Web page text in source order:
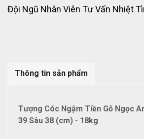
Đội Ngũ Nhân Viên Tư Vấn Nhiệt
Thông tin sản phẩm
Tượng Cóc Ngậm Tiền Gỗ Ngọc
39 Sâu 38 (cm) - 18kg